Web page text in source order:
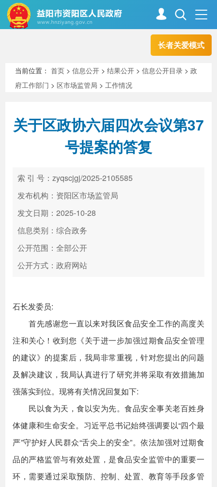
长者关爱模式
走进资阳
新闻中心 解读回应
政务服务
高效办成一件事
当前位置：首页 >信息公开 >结果公开 >信息公开目录 >政
府工作部门 > 区市场监管局 >工作情况
关于区政协六届四次会议第37
号提案的答复
索 引 号：zyqscjgj/2025-2105585
发布机构：资阳区市场监管局
发文日期：2025-10-28
信息类别：综合政务
公开范围：全部公开
公开方式：政府网站
石长发委员:
首先感谢您一直以来对我区食品安全工作的高度关
注和关心！收到您《关于进一步加强过期食品安全管理
的建议》的提案后，我局非常重视，针对您提出的问题
及解决建议，我局认真进行了研究并将采取有效措施加
强落实到位。现将有关情况回复如下:
民以食为天，食以安为先。食品安全事关老百姓身
体健康和生命安全。习近平总书记始终强调要以“四个最
严”守护好人民群众“舌尖上的安全”。依法加强对过期食
品的严格监管与有效处置，是食品安全监管中的重要一
环，需要通过采取预防、控制、处置、教育等手段多管